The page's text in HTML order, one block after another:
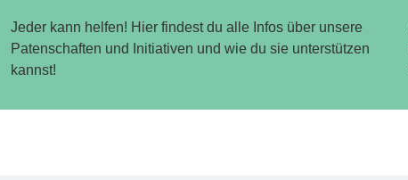
Jeder kann helfen! Hier findest du alle Infos über unsere
Patenschaften und Initiativen und wie du sie unterstützen
kannst!